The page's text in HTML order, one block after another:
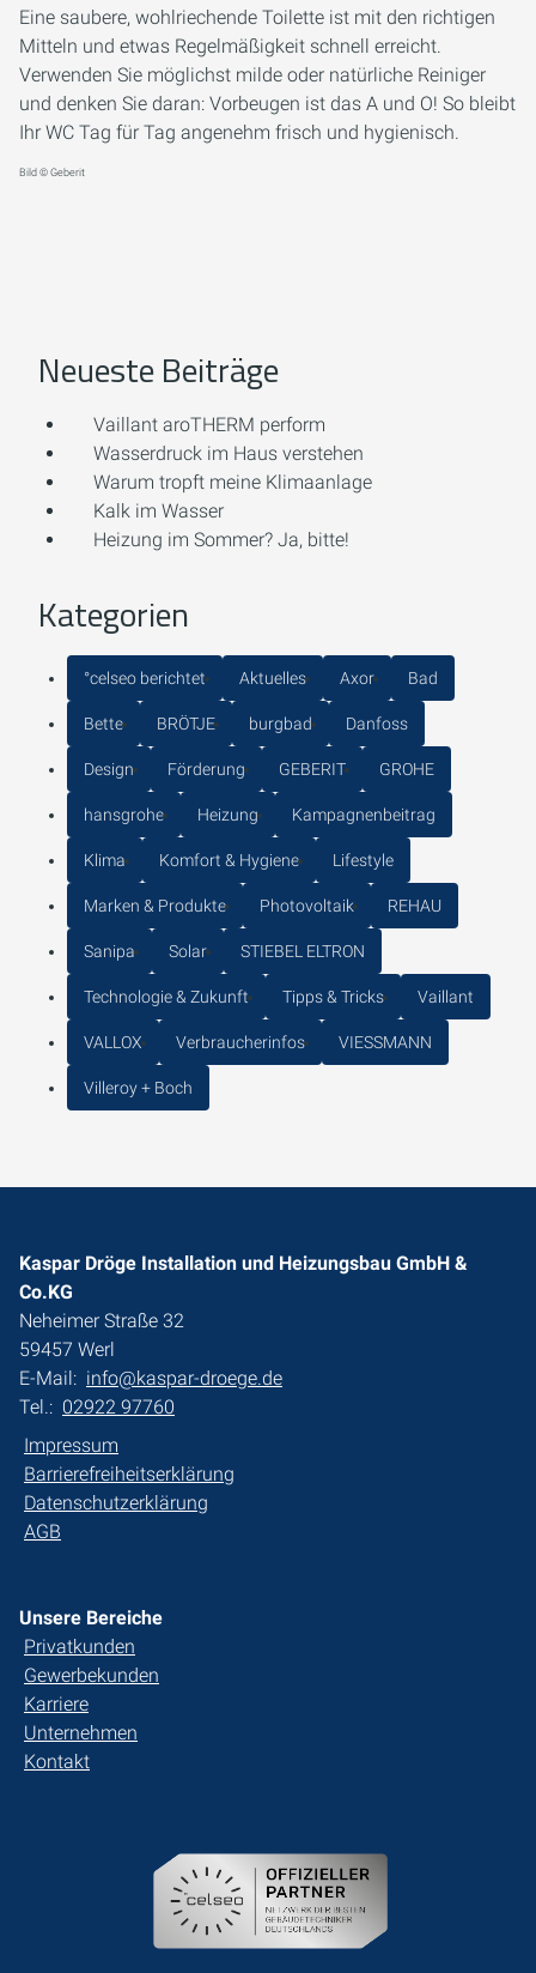
Eine saubere, wohlriechende Toilette ist mit den richtigen
Mitteln und etwas Regelmäßigkeit schnell erreicht.
Verwenden Sie möglichst milde oder natürliche Reiniger
und denken Sie daran: Vorbeugen ist das A und O! So bleibt
Ihr WC Tag für Tag angenehm frisch und hygienisch.
Bild © Geberit
Neueste Beiträge
Vaillant aroTHERM perform
Wasserdruck im Haus verstehen
Warum tropft meine Klimaanlage
Kalk im Wasser
Heizung im Sommer? Ja, bitte!
Kategorien
°celseo berichtet Aktuelles Axor Bad
Bette BRÖTJE burgbad Danfoss
Design Förderung GEBERIT GROHE
hansgrohe Heizung Kampagnenbeitrag
Klima Komfort & Hygiene Lifestyle
Marken & Produkte Photovoltaik REHAU
Sanipa Solar STIEBEL ELTRON
Technologie & Zukunft Tipps & Tricks Vaillant
VALLOX Verbraucherinfos VIESSMANN
Villeroy + Boch
Kaspar Dröge Installation und Heizungsbau GmbH &
Co.KG
Neheimer Straße 32
59457 Werl
E-Mail: info@kaspar-droege.de
Tel.: 02922 97760
Impressum
Barrierefreiheitserklärung
Datenschutzerklärung
AGB
Unsere Bereiche
Privatkunden
Gewerbekunden
Karriere
Unternehmen
Kontakt